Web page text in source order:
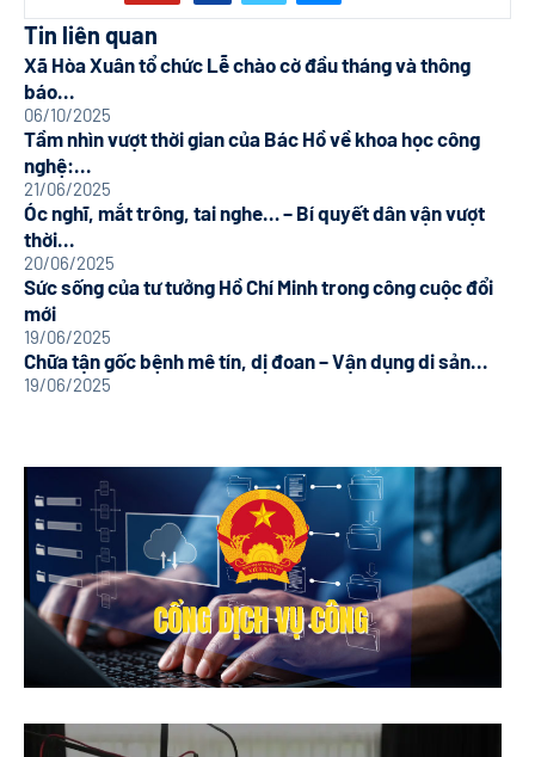
Tin liên quan
Xã Hòa Xuân tổ chức Lễ chào cờ đầu tháng và thông
báo...
06/10/2025
Tầm nhìn vượt thời gian của Bác Hồ về khoa học công
nghệ:...
21/06/2025
Óc nghĩ, mắt trông, tai nghe… – Bí quyết dân vận vượt
thời...
20/06/2025
Sức sống của tư tưởng Hồ Chí Minh trong công cuộc đổi
mới
19/06/2025
Chữa tận gốc bệnh mê tín, dị đoan – Vận dụng di sản...
19/06/2025